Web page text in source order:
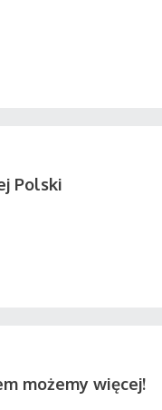
Polski
możemy więcej!